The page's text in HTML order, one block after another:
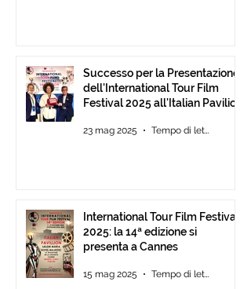
Successo per la Presentazione
dell'International Tour Film
Festival 2025 all'Italian Pavilion
23 mag 2025 Tempo di lettura: 2 min
International Tour Film Festival
2025: la 14ª edizione si
presenta a Cannes
15 mag 2025 Tempo di lettura: 2 min